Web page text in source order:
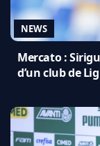
NEWS
Mercato :
d’un club de